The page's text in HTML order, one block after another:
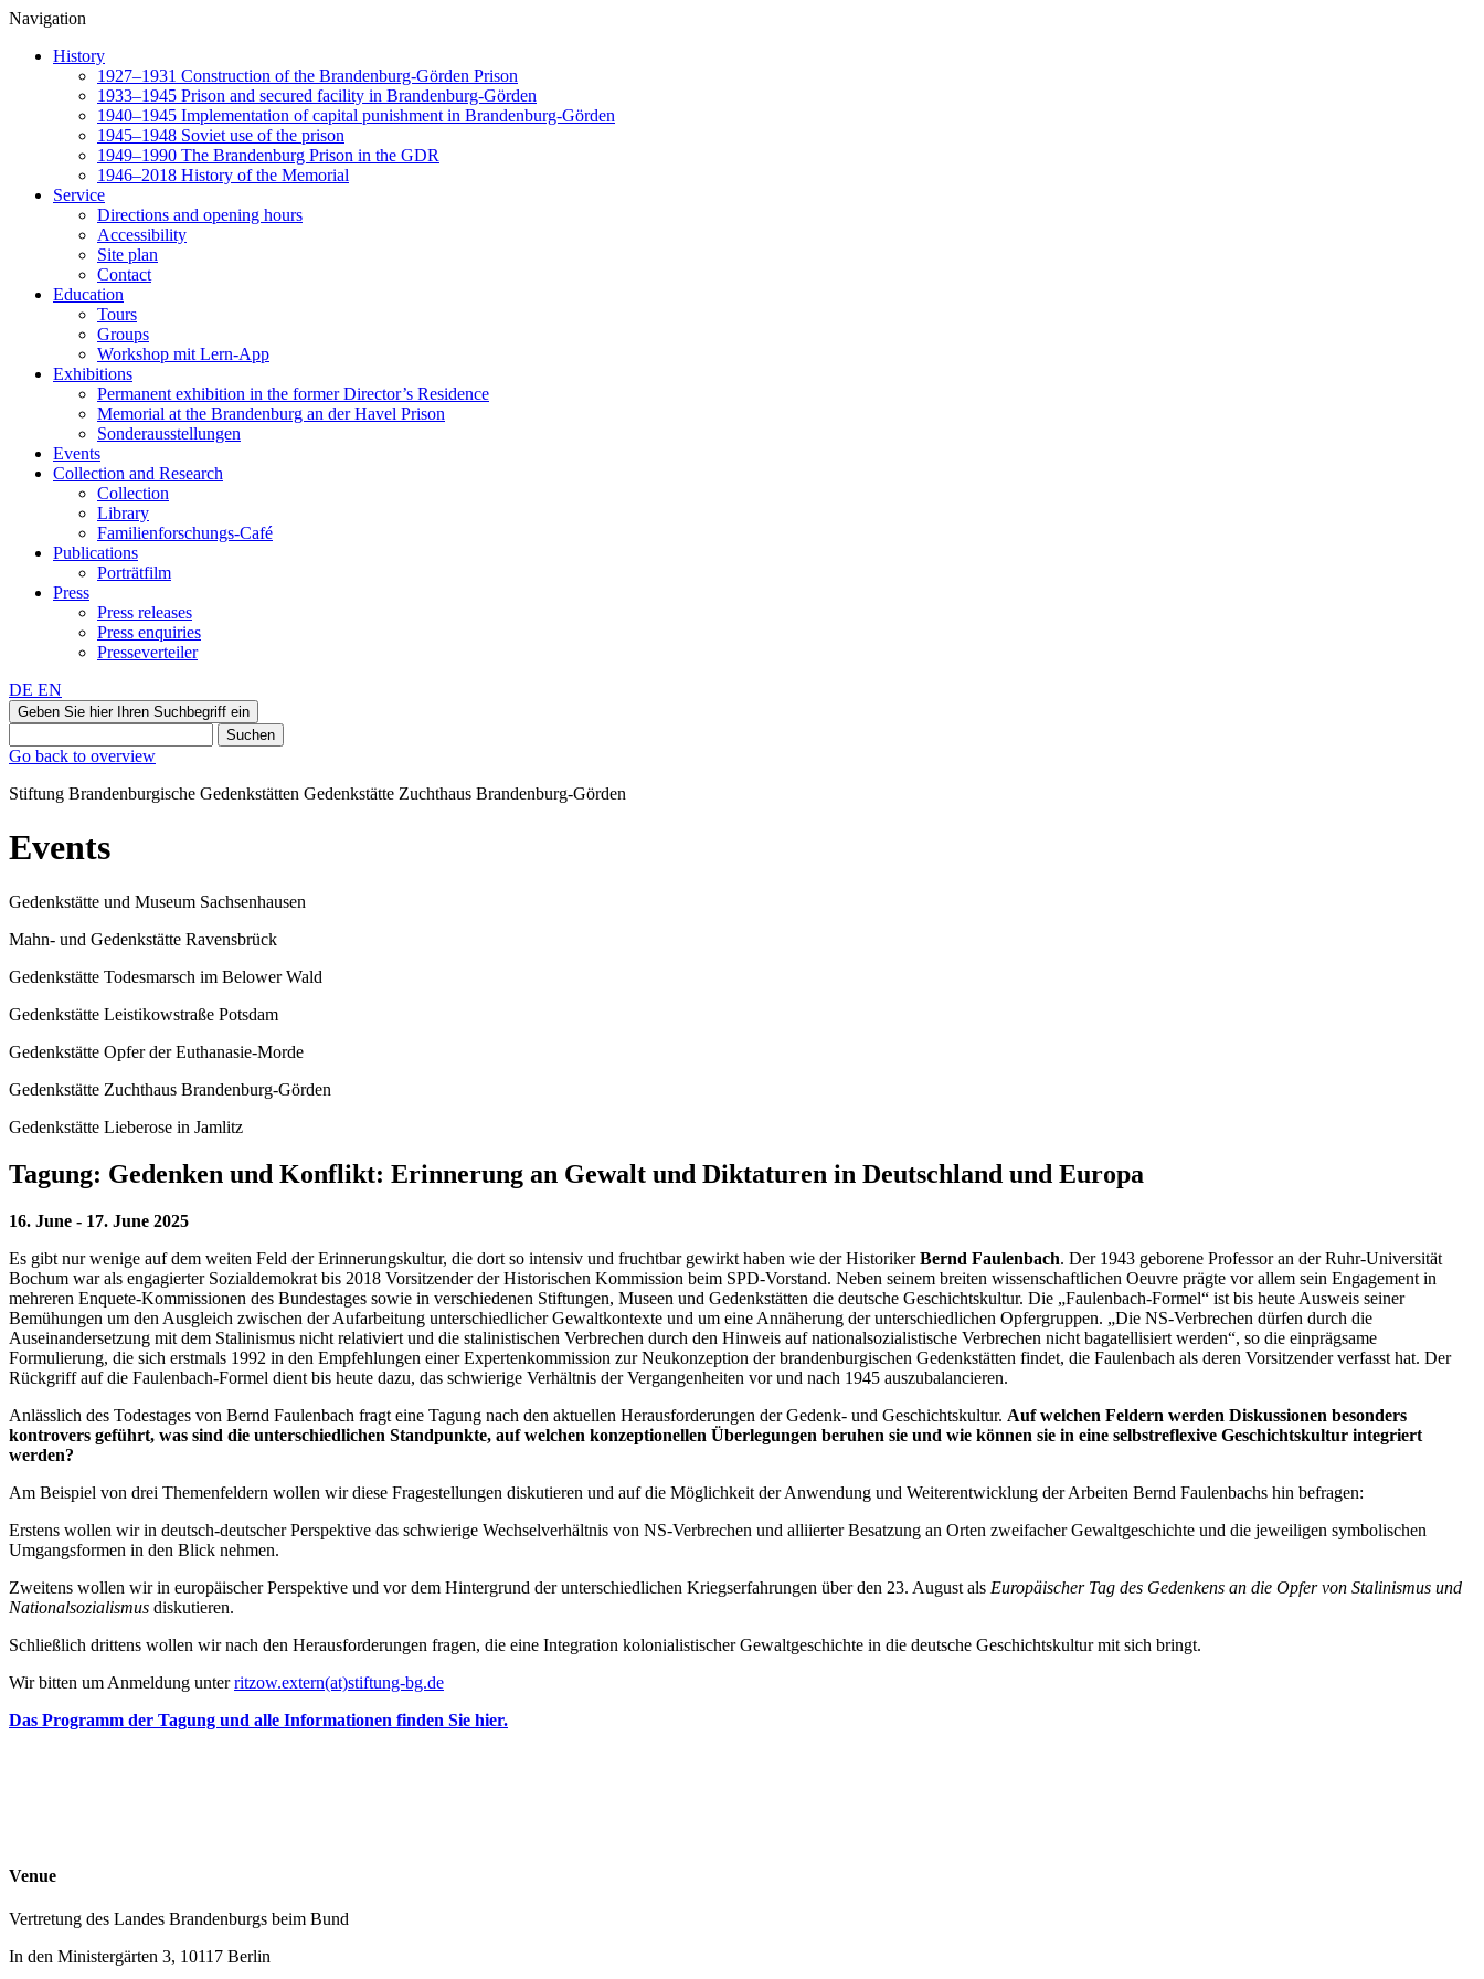
Navigation
History
1927–1931 Construction of the Brandenburg-Görden Prison
1933–1945 Prison and secured facility in Brandenburg-Görden
1940–1945 Implementation of capital punishment in Brandenburg-Görden
1945–1948 Soviet use of the prison
1949–1990 The Brandenburg Prison in the GDR
1946–2018 History of the Memorial
Service
Directions and opening hours
Accessibility
Site plan
Contact
Education
Tours
Groups
Workshop mit Lern-App
Exhibitions
Permanent exhibition in the former Director’s Residence
Memorial at the Brandenburg an der Havel Prison
Sonderausstellungen
Events
Collection and Research
Collection
Library
Familienforschungs-Café
Publications
Porträtfilm
Press
Press releases
Press enquiries
Presseverteiler
DE EN
Geben Sie hier Ihren Suchbegriff ein
Suchen
Go back to overview
Stiftung Brandenburgische Gedenkstätten Gedenkstätte Zuchthaus Brandenburg-Görden
Events
Gedenkstätte und Museum Sachsenhausen
Mahn- und Gedenkstätte Ravensbrück
Gedenkstätte Todesmarsch im Belower Wald
Gedenkstätte Leistikowstraße Potsdam
Gedenkstätte Opfer der Euthanasie-Morde
Gedenkstätte Zuchthaus Brandenburg-Görden
Gedenkstätte Lieberose in Jamlitz
Tagung: Gedenken und Konflikt: Erinnerung an Gewalt und Diktaturen in Deutschland und Europa
16. June - 17. June 2025
Es gibt nur wenige auf dem weiten Feld der Erinnerungskultur, die dort so intensiv und fruchtbar gewirkt haben wie der HistorikerBernd Faulenbach. Der 1943 geborene Professor an der Ruhr-Universität
Bochum war als engagierter Sozialdemokrat bis 2018 Vorsitzender der Historischen Kommission beim SPD-Vorstand. Neben seinem breiten wissenschaftlichen Oeuvre prägte vor allem sein Engagement in
mehreren Enquete-Kommissionen des Bundestages sowie in verschiedenen Stiftungen, Museen und Gedenkstätten die deutsche Geschichtskultur. Die „Faulenbach-Formel“ ist bis heute Ausweis seiner
Bemühungen um den Ausgleich zwischen der Aufarbeitung unterschiedlicher Gewaltkontexte und um eine Annäherung der unterschiedlichen Opfergruppen. „Die NS-Verbrechen dürfen durch die
Auseinandersetzung mit dem Stalinismus nicht relativiert und die stalinistischen Verbrechen durch den Hinweis auf nationalsozialistische Verbrechen nicht bagatellisiert werden“, so die einprägsame
Formulierung, die sich erstmals 1992 in den Empfehlungen einer Expertenkommission zur Neukonzeption der brandenburgischen Gedenkstätten findet, die Faulenbach als deren Vorsitzender verfasst hat. Der
Rückgriff auf die Faulenbach-Formel dient bis heute dazu, das schwierige Verhältnis der Vergangenheiten vor und nach 1945 auszubalancieren.
Anlässlich des Todestages von Bernd Faulenbach fragt eine Tagung nach den aktuellen Herausforderungen der Gedenk- und Geschichtskultur. Auf welchen Feldern werden Diskussionen besonders
kontrovers geführt, was sind die unterschiedlichen Standpunkte, auf welchen konzeptionellen Überlegungen beruhen sie und wie können sie in eine selbstreflexive Geschichtskultur integriert
werden?
Am Beispiel von drei Themenfeldern wollen wir diese Fragestellungen diskutieren und auf die Möglichkeit der Anwendung und Weiterentwicklung der Arbeiten Bernd Faulenbachs hin befragen:
Erstens wollen wir in deutsch-deutscher Perspektive das schwierige Wechselverhältnis von NS-Verbrechen und alliierter Besatzung an Orten zweifacher Gewaltgeschichte und die jeweiligen symbolischen
Umgangsformen in den Blick nehmen.
Zweitens wollen wir in europäischer Perspektive und vor dem Hintergrund der unterschiedlichen Kriegserfahrungen über den 23. August als Europäischer Tag des Gedenkens an die Opfer von Stalinismus und
Nationalsozialismus diskutieren.
Schließlich drittens wollen wir nach den Herausforderungen fragen, die eine Integration kolonialistischer Gewaltgeschichte in die deutsche Geschichtskultur mit sich bringt.
Wir bitten um Anmeldung unterritzow.extern(at)stiftung-bg.de
Das Programm der Tagung und alle Informationen finden Sie hier.
Venue
Vertretung des Landes Brandenburgs beim Bund
In den Ministergärten 3, 10117 Berlin